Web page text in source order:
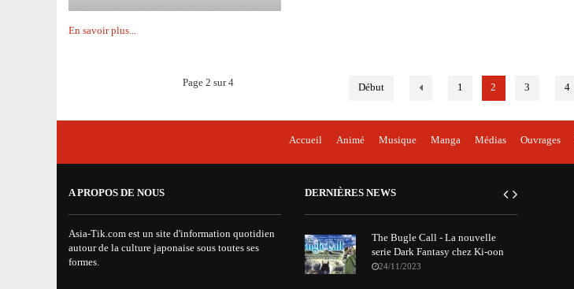
En savoir plus...
Début 1 2 3 4
Page 2 sur 4
Accueil Animé Musique Manga Médias Ouvrages
A PROPOS DE NOUS
Asia-Tik.com est un site d'information quotidien
autour de la culture japonaise sous toutes ses
formes.
DERNIÈRES NEWS
The Bugle Call - La nouvelle
serie Dark Fantasy chez Ki-oon
24/11/2023